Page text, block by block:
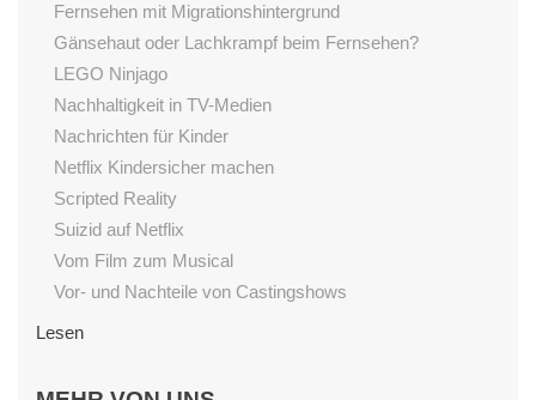
Fernsehen mit Migrationshintergrund
Gänsehaut oder Lachkrampf beim Fernsehen?
LEGO Ninjago
Nachhaltigkeit in TV-Medien
Nachrichten für Kinder
Netflix Kindersicher machen
Scripted Reality
Suizid auf Netflix
Vom Film zum Musical
Vor- und Nachteile von Castingshows
Lesen